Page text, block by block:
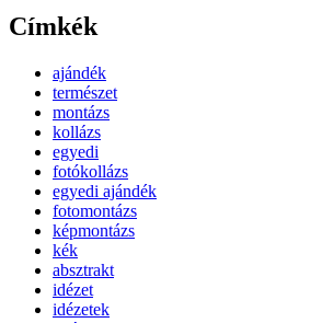
Címkék
ajándék
természet
montázs
kollázs
egyedi
fotókollázs
egyedi ajándék
fotomontázs
képmontázs
kék
absztrakt
idézet
idézetek